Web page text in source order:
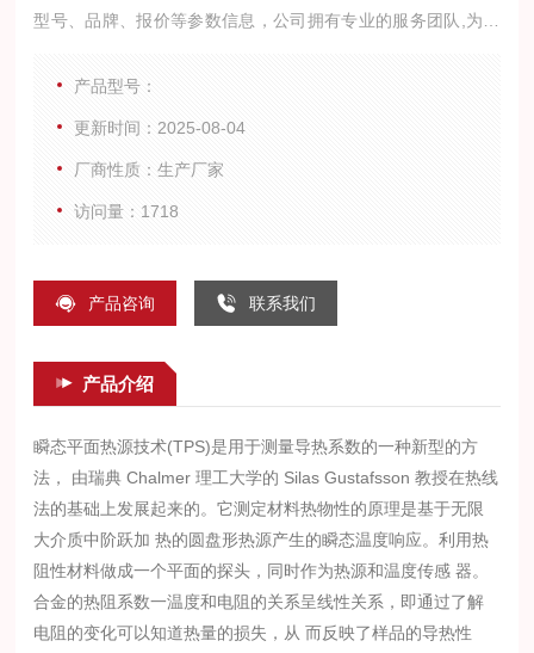
型号、品牌、报价等参数信息，公司拥有专业的服务团队,为您
产品型号：
更新时间：2025-08-04
厂商性质：生产厂家
访问量：1718
产品咨询 联系我们
产品介绍
瞬态平面热源技术(TPS)是用于测量导热系数的一种新型的方
法， 由瑞典 Chalmer理工大学的 Silas Gustafsson教授在热线
法的基础上发展起来的。它测定材料热物性的原理是基于无限
大介质中阶跃加 热的圆盘形热源产生的瞬态温度响应。利用热
阻性材料做成一个平面的探头，同时作为热源和温度传感 器。
合金的热阻系数一温度和电阻的关系呈线性关系，即通过了解
电阻的变化可以知道热量的损失，从 而反映了样品的导热性